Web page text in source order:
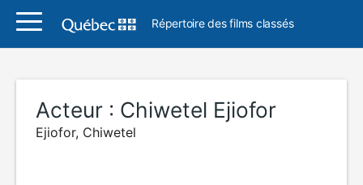
Répertoire des films classés
Acteur : Chiwetel Ejiofor
Ejiofor, Chiwetel